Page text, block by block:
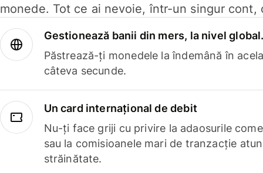
monede. Tot ce ai nevoie, într-un singur cont,
Gestionează banii din mers, la nivel
Păstrează-ți monedele la îndemână în
câteva secunde.
Un card internațional de debit
Nu-ți face griji cu privire la adaosurile
sau la comisioanele mari de tranzacție
străinătate.